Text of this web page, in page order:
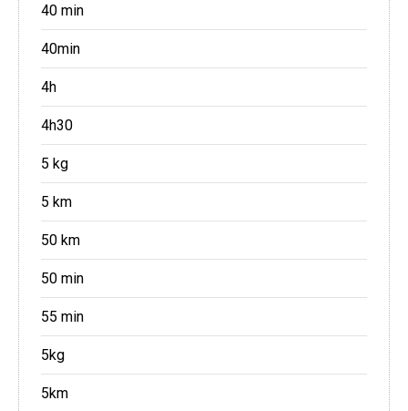
40 min
40min
4h
4h30
5 kg
5 km
50 km
50 min
55 min
5kg
5km